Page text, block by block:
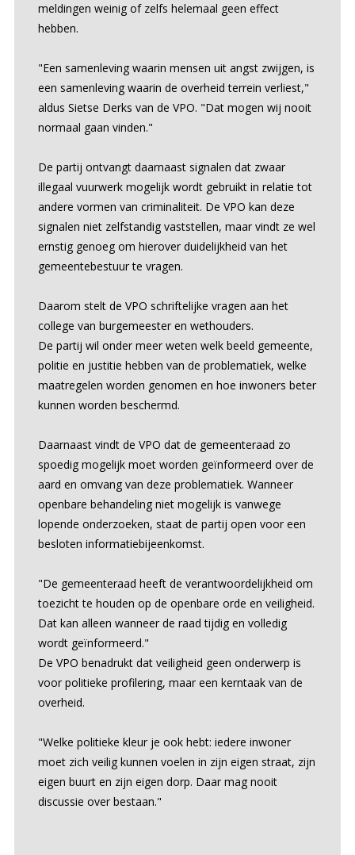
meldingen weinig of zelfs helemaal geen effect
hebben.
"Een samenleving waarin mensen uit angst zwijgen, is
een samenleving waarin de overheid terrein verliest,"
aldus Sietse Derks van de VPO. "Dat mogen wij nooit
normaal gaan vinden."
De partij ontvangt daarnaast signalen dat zwaar
illegaal vuurwerk mogelijk wordt gebruikt in relatie tot
andere vormen van criminaliteit. De VPO kan deze
signalen niet zelfstandig vaststellen, maar vindt ze wel
ernstig genoeg om hierover duidelijkheid van het
gemeentebestuur te vragen.
Daarom stelt de VPO schriftelijke vragen aan het
college van burgemeester en wethouders.
De partij wil onder meer weten welk beeld gemeente,
politie en justitie hebben van de problematiek, welke
maatregelen worden genomen en hoe inwoners beter
kunnen worden beschermd.
Daarnaast vindt de VPO dat de gemeenteraad zo
spoedig mogelijk moet worden geïnformeerd over de
aard en omvang van deze problematiek. Wanneer
openbare behandeling niet mogelijk is vanwege
lopende onderzoeken, staat de partij open voor een
besloten informatiebijeenkomst.
"De gemeenteraad heeft de verantwoordelijkheid om
toezicht te houden op de openbare orde en veiligheid.
Dat kan alleen wanneer de raad tijdig en volledig
wordt geïnformeerd."
De VPO benadrukt dat veiligheid geen onderwerp is
voor politieke profilering, maar een kerntaak van de
overheid.
"Welke politieke kleur je ook hebt: iedere inwoner
moet zich veilig kunnen voelen in zijn eigen straat, zijn
eigen buurt en zijn eigen dorp. Daar mag nooit
discussie over bestaan."